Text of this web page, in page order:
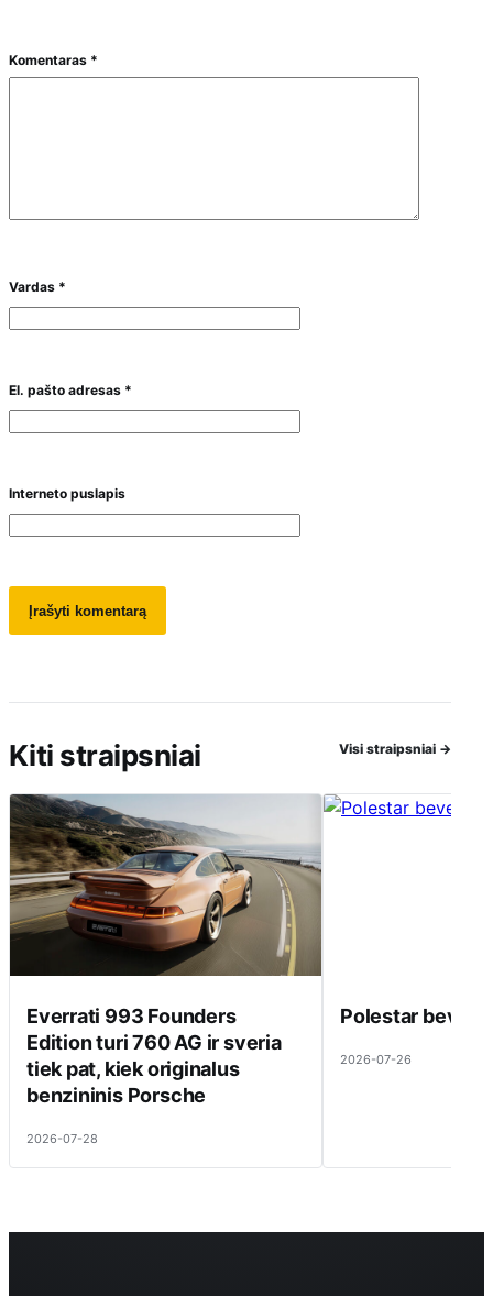
Komentaras *
Vardas *
El. pašto adresas *
Interneto puslapis
Kiti straipsniai Visi straipsniai →
Everrati 993 Founders
Edition turi 760 AG ir sveria
tiek pat, kiek originalus
benzininis Porsche
2026-07-28
Polestar beveik
2026-07-26